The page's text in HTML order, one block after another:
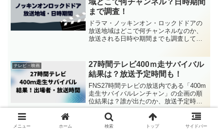
まで調査！
ドラマ・ノッキンオン・ロックドドアの
放送地域はどこで何チャンネルなのか、
放送される日時や期間までも調査してま
していますよね。このページを見てあな
たのお住まいの
テレビ・映画
27時間テレビ400ｍ走サバイバル
結果は？放送予定時間も！
FNS27時間テレビの放送内である「400m
走生サバイバルレンチャン」の企画の順
位結果は？誰が出たのか、放送予定時間
も合わせてまとめます！4年ぶりに復活の
27時間テレビです。400m走サバイバルレ
ンチャン結果や誰がでてくるのか気にな
メニュー ホーム 検索 トップ サイドバー